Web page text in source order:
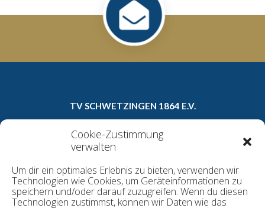
Cookie-Zustimmung
verwalten
Um dir ein optimales Erlebnis zu bieten, verwenden wir
Technologien wie Cookies, um Geräteinformationen zu
speichern und/oder darauf zuzugreifen. Wenn du diesen
Technologien zustimmst, können wir Daten wie das
TV SCHWETZINGEN 1864 E.V.
Carl-Theodor-Straße 8a
68723 Schwetzingen
E-Mail:geschaeftsstelle@tv1864.de